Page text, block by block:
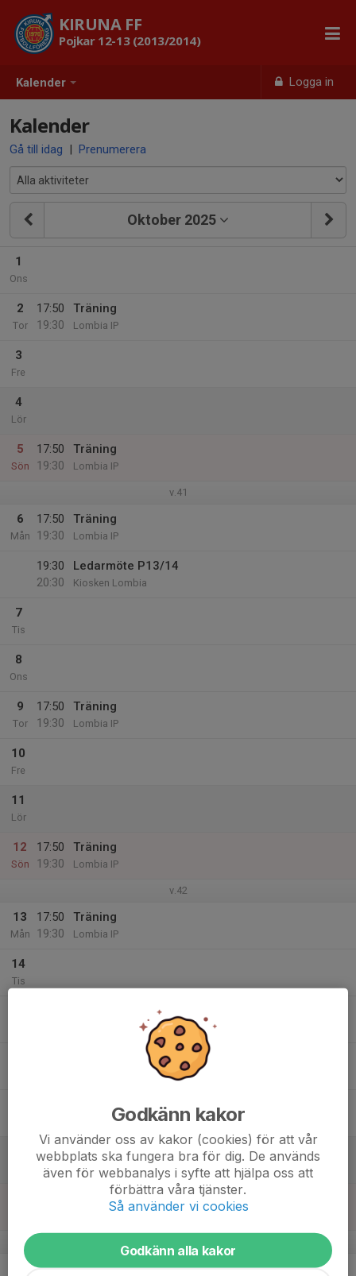
Kalender Logga in
KIRUNA FF
Pojkar 12-13 (2013/2014)
Kalender
Gå till idag | Prenumerera
Oktober 2025
1
Ons
2
Tor
17:50
19:30
Träning
Lombia IP
3
Fre
4
Lör
5
Sön
17:50
19:30
Träning
Lombia IP
v.41
6
Mån
17:50
19:30
Träning
Lombia IP
19:30
20:30
Ledarmöte P13/14
Kiosken Lombia
7
Tis
8
Ons
9
Tor
17:50
19:30
Träning
Lombia IP
10
Fre
11
Lör
12
Sön
17:50
19:30
Träning
Lombia IP
v.42
13
Mån
17:50
19:30
Träning
Lombia IP
14
Tis
Träning
17:50
Träning
Godkänn kakor
Vi använder oss av kakor (cookies) för att vår
webbplats ska fungera bra för dig. De används
även för webbanalys i syfte att hjälpa oss att
förbättra våra tjänster.
Så använder vi cookies
Godkänn alla kakor